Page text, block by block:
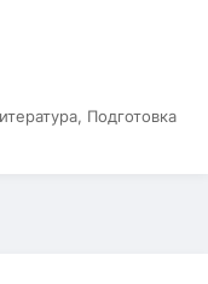
Подготовка